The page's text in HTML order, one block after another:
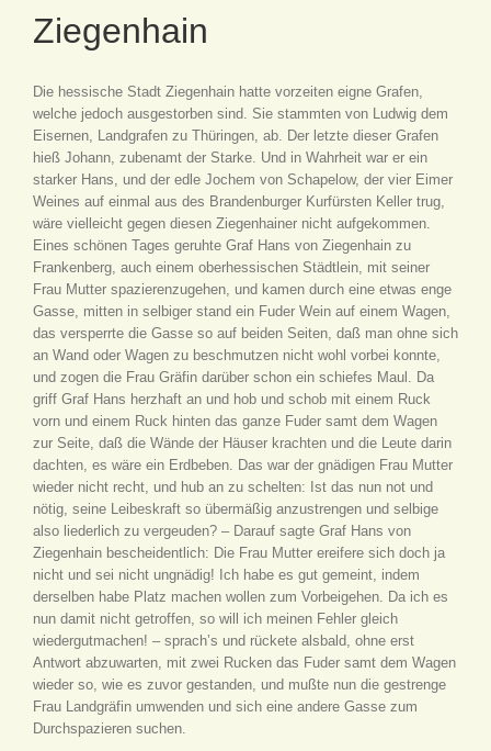
Ziegenhain
Die hessische Stadt Ziegenhain hatte vorzeiten eigne Grafen,
welche jedoch ausgestorben sind. Sie stammten von Ludwig dem
Eisernen, Landgrafen zu Thüringen, ab. Der letzte dieser Grafen
hieß Johann, zubenamt der Starke. Und in Wahrheit war er ein
starker Hans, und der edle Jochem von Schapelow, der vier Eimer
Weines auf einmal aus des Brandenburger Kurfürsten Keller trug,
wäre vielleicht gegen diesen Ziegenhainer nicht aufgekommen.
Eines schönen Tages geruhte Graf Hans von Ziegenhain zu
Frankenberg, auch einem oberhessischen Städtlein, mit seiner
Frau Mutter spazierenzugehen, und kamen durch eine etwas enge
Gasse, mitten in selbiger stand ein Fuder Wein auf einem Wagen,
das versperrte die Gasse so auf beiden Seiten, daß man ohne sich
an Wand oder Wagen zu beschmutzen nicht wohl vorbei konnte,
und zogen die Frau Gräfin darüber schon ein schiefes Maul. Da
griff Graf Hans herzhaft an und hob und schob mit einem Ruck
vorn und einem Ruck hinten das ganze Fuder samt dem Wagen
zur Seite, daß die Wände der Häuser krachten und die Leute darin
dachten, es wäre ein Erdbeben. Das war der gnädigen Frau Mutter
wieder nicht recht, und hub an zu schelten: Ist das nun not und
nötig, seine Leibeskraft so übermäßig anzustrengen und selbige
also liederlich zu vergeuden? – Darauf sagte Graf Hans von
Ziegenhain bescheidentlich: Die Frau Mutter ereifere sich doch ja
nicht und sei nicht ungnädig! Ich habe es gut gemeint, indem
derselben habe Platz machen wollen zum Vorbeigehen. Da ich es
nun damit nicht getroffen, so will ich meinen Fehler gleich
wiedergutmachen! – sprach’s und rückete alsbald, ohne erst
Antwort abzuwarten, mit zwei Rucken das Fuder samt dem Wagen
wieder so, wie es zuvor gestanden, und mußte nun die gestrenge
Frau Landgräfin umwenden und sich eine andere Gasse zum
Durchspazieren suchen.